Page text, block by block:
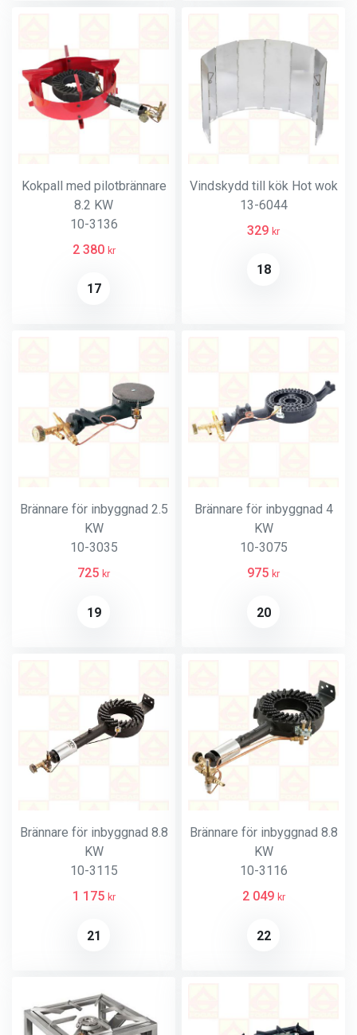
Kokpall med pilotbrännare
8.2 KW
10-3136
2 380 kr
17
Vindskydd till kök Hot wok
13-6044
329 kr
18
Brännare för inbyggnad 2.5
KW
10-3035
725 kr
19
Brännare för inbyggnad 4
KW
10-3075
975 kr
20
Brännare för inbyggnad 8.8
KW
10-3115
1 175 kr
21
Brännare för inbyggnad 8.8
KW
10-3116
2 049 kr
22